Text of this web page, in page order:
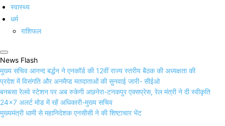
स्वास्थ्य
धर्म
राशिफल
News Flash
मुख्य सचिव आनन्द बर्द्धन ने एनकॉर्ड की 12वीं राज्य स्तरीय बैठक की अध्यक्षता की
प्रदेश में विसंगति और अनमैप्ड मतदाताओं की सुनवाई जारी- सीईओ
बनबसा रेलवे स्टेशन पर अब रुकेगी अछनेरा-टनकपुर एक्सप्रेस, रेल मंत्री ने दी स्वीकृति
24×7 अलर्ट मोड में रहें अधिकारी-मुख्य सचिव
मुख्यमंत्री धामी से महानिदेशक एनसीसी ने की शिष्टाचार भेंट